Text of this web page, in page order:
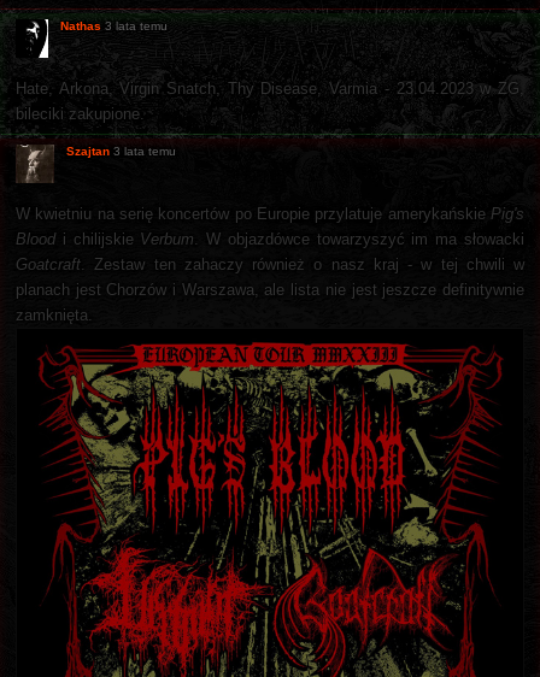
Nathas 3 lata temu
Hate, Arkona, Virgin Snatch, Thy Disease, Varmia - 23.04.2023 w ZG,
bileciki zakupione.
Szajtan 3 lata temu
W kwietniu na serię koncertów po Europie przylatuje amerykańskie Pig's
Bloodi chilijskie Verbum . W objazdówce towarzyszyć im ma słowacki
Goatcraft . Zestaw ten zahaczy również o nasz kraj - w tej chwili w
planach jest Chorzów i Warszawa, ale lista nie jest jeszcze definitywnie
zamknięta.